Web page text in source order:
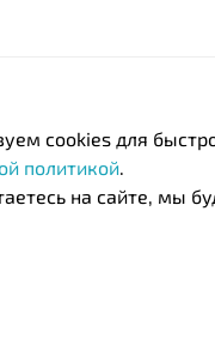
cookies для
политикой.
на сайте, мы